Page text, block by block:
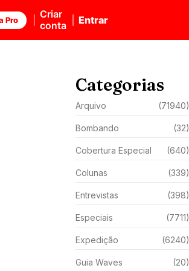
Pro
Criar
conta
Entrar
Categorias
Arquivo (71940)
Bombando (32)
Cobertura Especial (640)
Colunas (339)
Entrevistas (398)
Especiais (7711)
Expedição (6240)
Guia Waves (20)